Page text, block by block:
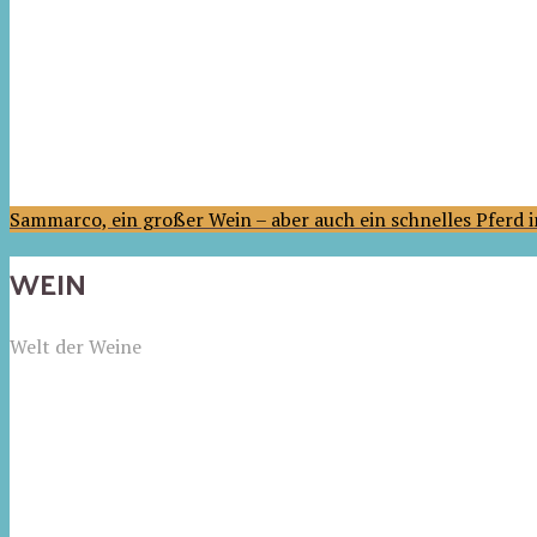
Sammarco, ein großer Wein – aber auch ein schnelles Pferd
WEIN
Welt der Weine